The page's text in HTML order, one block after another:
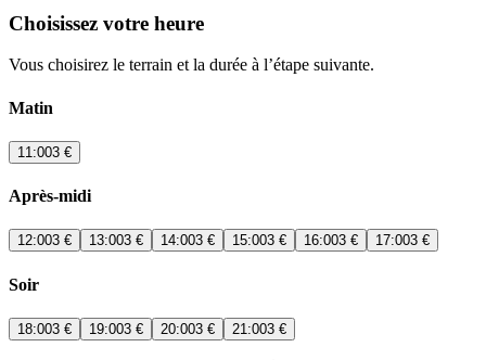
Choisissez votre heure
Vous choisirez le terrain et la durée à l’étape suivante.
Matin
11:003 €
Après-midi
12:003 € 13:003 € 14:003 € 15:003 € 16:003 € 17:003 €
Soir
18:003 € 19:003 € 20:003 € 21:003 €